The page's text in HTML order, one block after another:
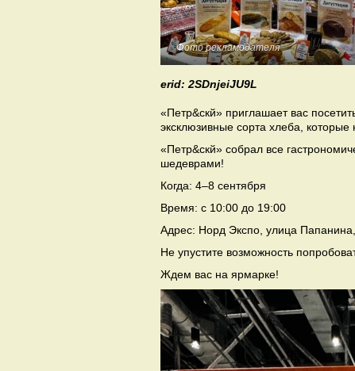
Фото рекламодателя
erid: 2SDnjeiJU9L
«Петр&скй» приглашает вас
эксклюзивные сорта хлеба,
«Петр&скй» собрал все
шедеврами!
Когда: 4–8 сентября
Время: с 10:00 до 19:00
Адрес: Норд Экспо, улица
Не упустите возможность
Ждем вас на ярмарке!